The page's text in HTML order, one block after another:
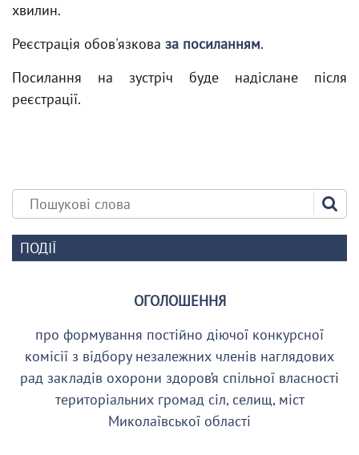
хвилин.
Реєстрація обов'язкова за посиланням.
Посилання на зустріч буде надіслане після
реєстрації.
ПОДІЇ
ОГОЛОШЕННЯ
про формування постійно діючої конкурсної
комісії з відбору незалежних членів наглядових
рад закладів охорони здоров’я спільної власності
територіальних громад сіл, селищ, міст
Миколаївської області